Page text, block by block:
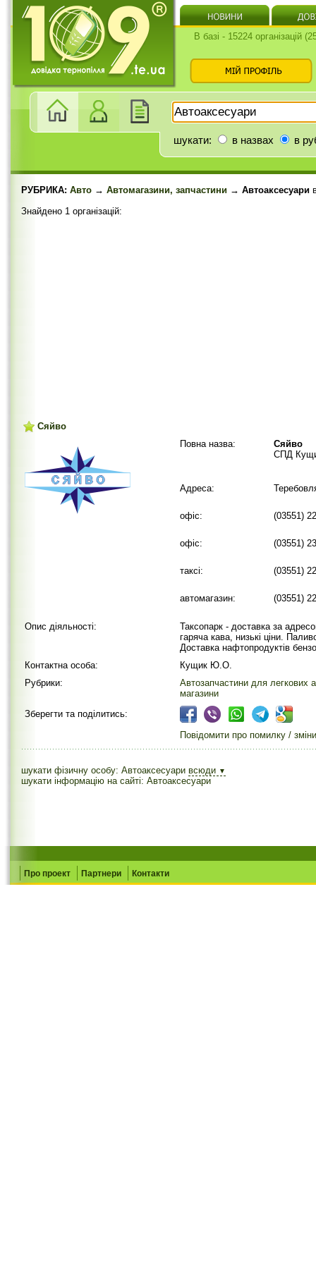
В базі - 15224 організацій
шукати: в назвах в
РУБРИКА: Авто → Автомагазини, запчастини → Автоаксесуари
Знайдено 1 організацій:
Сяйво
Повна назва:
Сяйво
СПД
Адреса:
офіс: (03551)
офіс: (03551)
таксі: (03551)
автомагазин: (03551)
Опис діяльності:
Таксопарк - доставка за
гаряча кава, низькі ціни.
Доставка нафтопродуктів
Контактна особа:
Кущик Ю.О.
Рубрики:
Автозапчастини для легкових
магазини
Зберегти та поділитись:
Повідомити про помилку / зміни
шукати фізичну особу: Автоаксесуари всюди ▼
шукати інформацію на сайті: Автоаксесуари
Про проект Партнери Контакти